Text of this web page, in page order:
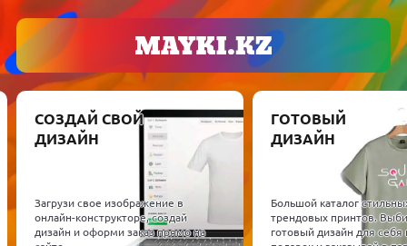
СОЗДАЙ СВОЙ
ДИЗАЙН
Загрузи свое изображение в
онлайн-конструкторе, создай
дизайн и оформи заказ прямо на
ГОТОВЫЙ
ДИЗАЙН
Большой каталог
трендовых принтов.
готовый дизайн для себя